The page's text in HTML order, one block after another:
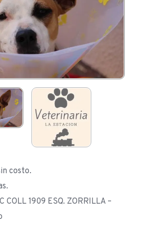
costo.
COLL 1909 ESQ. ZORRILLA –